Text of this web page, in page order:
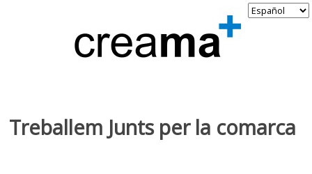
Treballem Junts per la comarca